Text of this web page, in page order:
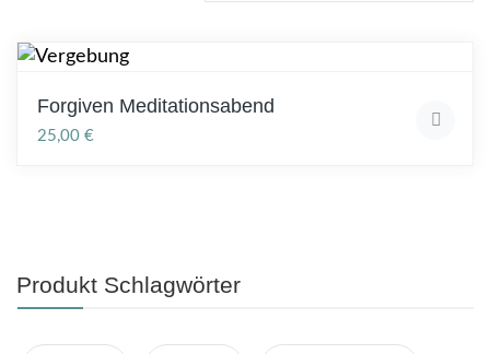
Forgiven Meditationsabend
25,00 €
Produkt Schlagwörter